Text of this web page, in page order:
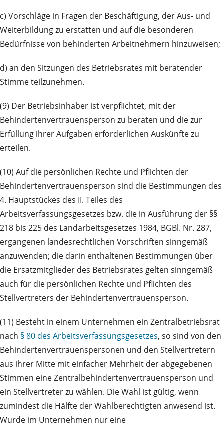
c) Vorschläge in Fragen der Beschäftigung, der Aus- und
Weiterbildung zu erstatten und auf die besonderen
Bedürfnisse von behinderten Arbeitnehmern hinzuweisen;
d) an den Sitzungen des Betriebsrates mit beratender
Stimme teilzunehmen.
(9) Der Betriebsinhaber ist verpflichtet, mit der
Behindertenvertrauensperson zu beraten und die zur
Erfüllung ihrer Aufgaben erforderlichen Auskünfte zu
erteilen.
(10) Auf die persönlichen Rechte und Pflichten der
Behindertenvertrauensperson sind die Bestimmungen des
4. Hauptstückes des II. Teiles des
Arbeitsverfassungsgesetzes bzw. die in Ausführung der §§
218 bis 225 des Landarbeitsgesetzes 1984, BGBl. Nr. 287,
ergangenen landesrechtlichen Vorschriften sinngemäß
anzuwenden; die darin enthaltenen Bestimmungen über
die Ersatzmitglieder des Betriebsrates gelten sinngemäß
auch für die persönlichen Rechte und Pflichten des
Stellvertreters der Behindertenvertrauensperson.
(11) Besteht in einem Unternehmen ein Zentralbetriebsrat
nach § 80 des Arbeitsverfassungsgesetzes, so sind von den
Behindertenvertrauenspersonen und den Stellvertretern
aus ihrer Mitte mit einfacher Mehrheit der abgegebenen
Stimmen eine Zentralbehindertenvertrauensperson und
ein Stellvertreter zu wählen. Die Wahl ist gültig, wenn
zumindest die Hälfte der Wahlberechtigten anwesend ist.
Wurde im Unternehmen nur eine